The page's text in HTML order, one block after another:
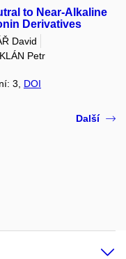
to Near-Alkaline
Derivatives
David
KLÁN Petr
3, DOI
Další